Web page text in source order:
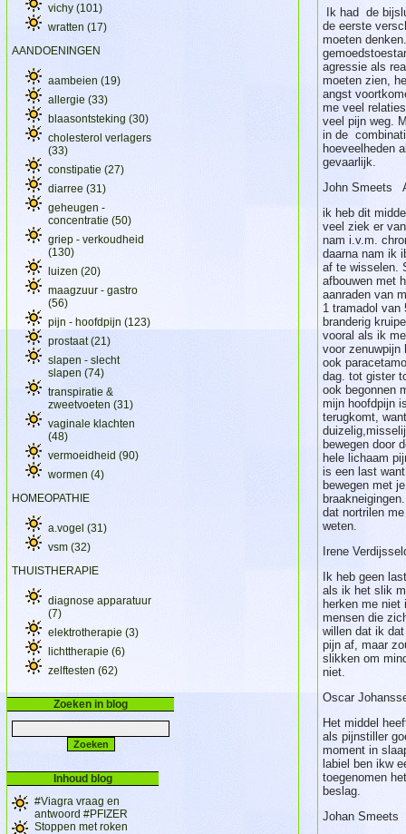
vichy (101)
wratten (17)
AANDOENINGEN
aambeien (19)
allergie (33)
blaasontsteking (30)
cholesterol verlagers
(33)
constipatie (27)
diarree (31)
geheugen -
concentratie (50)
griep - verkoudheid
(130)
luizen (20)
maagzuur - gastro
(56)
pijn - hoofdpijn (123)
prostaat(21)
slapen - slecht
slapen (74)
transpiratie &
zweetvoeten (31)
vaginale klachten
(48)
vermoeidheid (90)
wormen (4)
HOMEOPATHIE
a.vogel (31)
vsm (32)
THUISTHERAPIE
diagnose apparatuur
(7)
elektrotherapie (3)
lichttherapie (6)
zelftesten (62)
Zoeken in blog
Inhoud blog
#Viagra vraag en
antwoord #PFIZER
Stoppen met roken
Ik had de
de eerste
moeten
agressie als
moeten zien,
angst
me veel
veel pijn weg.
in de
hoeveelheden
gevaarlijk.
John Smeets
ik heb dit
veel ziek er
nam i.v.m.
daarna nam ik
af te wisselen.
afbouwen met
aanraden van
1 tramadol van
branderig
vooral als ik
voor
ook
dag. tot gister
ook begonnen
mijn hoofdpijn
terugkomt,
bewegen door
hele lichaam
is een last
bewegen met
dat nortrilen
weten.
Irene
Ik heb geen
als ik het slik
herken me niet
mensen die
willen dat ik
pijn af, maar
slikken om
niet.
Oscar
Het middel
als pijnstiller
moment in
labiel ben ikw
toegenomen
beslag.
Johan Smeets